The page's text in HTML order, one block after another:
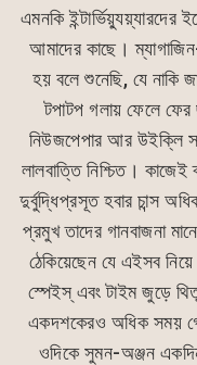
এমনকি
আমাদের কাছে।
হয় বলে শুনেছি, যে নাকি
টপাটপ গলায় ফেলে ফের
নিউজপেপার আর উইক্লি
লালবাত্তি নিশ্চিত।
দুর্বুদ্ধিপ্রসূত হবার চান্স
প্রমুখ তাদের গানবাজনা
ঠেকিয়েছেন যে এইসব
স্পেইস্ এবং টাইম জুড়ে
একদশকেরও অধিক সময়
ওদিকে সুমন-অঞ্জন